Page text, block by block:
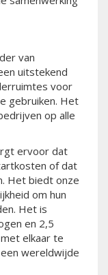
van
uitstekend
voor
gebruiken. Het
op alle
ervoor dat
of dat
Het biedt onze
om hun
Het is
en 2,5
elkaar te
wereldwijde